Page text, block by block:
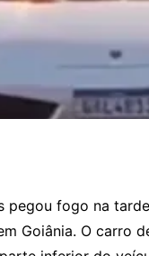
pegou fogo na
Goiânia. O carro